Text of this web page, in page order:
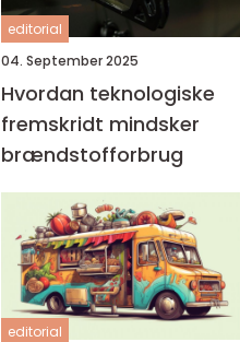
editorial
04. September 2025
Hvordan teknologiske
fremskridt mindsker
brændstofforbrug
editorial